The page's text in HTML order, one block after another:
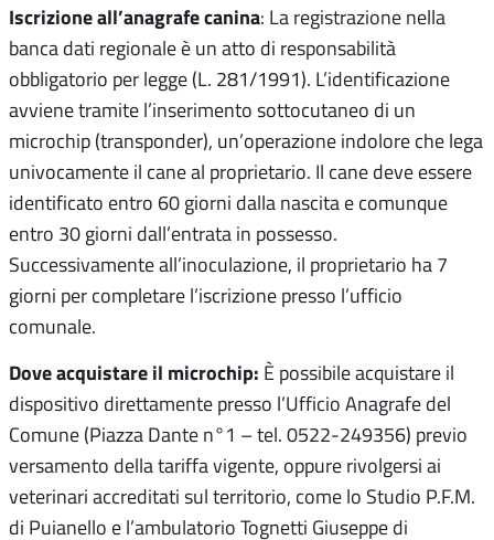
Iscrizione all’anagrafe canina: La registrazione nella
banca dati regionale è un atto di responsabilità
obbligatorio per legge (L. 281/1991). L’identificazione
avviene tramite l’inserimento sottocutaneo di un
microchip (transponder), un’operazione indolore che lega
univocamente il cane al proprietario. Il cane deve essere
identificato entro 60 giorni dalla nascita e comunque
entro 30 giorni dall’entrata in possesso.
Successivamente all’inoculazione, il proprietario ha 7
giorni per completare l’iscrizione presso l’ufficio
comunale.
Dove acquistare il microchip: È possibile acquistare il
dispositivo direttamente presso l’Ufficio Anagrafe del
Comune (Piazza Dante n°1 – tel. 0522-249356) previo
versamento della tariffa vigente, oppure rivolgersi ai
veterinari accreditati sul territorio, come lo Studio P.F.M.
di Puianello e l’ambulatorio Tognetti Giuseppe di